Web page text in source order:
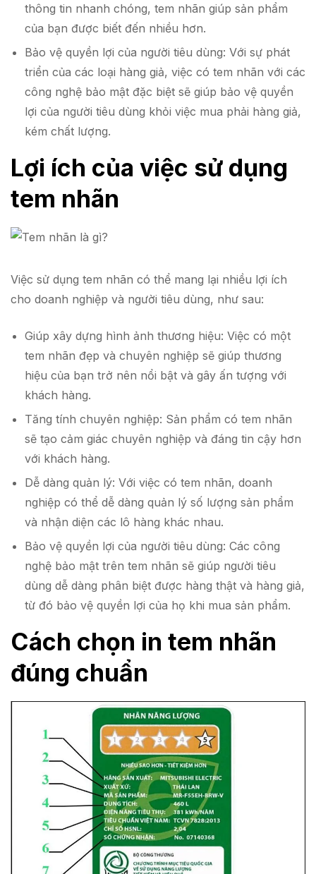
thông tin nhanh chóng, tem nhãn giúp sản phẩm
của bạn được biết đến nhiều hơn.
Bảo vệ quyền lợi của người tiêu dùng: Với sự phát
triển của các loại hàng giả, việc có tem nhãn với các
công nghệ bảo mật đặc biệt sẽ giúp bảo vệ quyền
lợi của người tiêu dùng khỏi việc mua phải hàng giả,
kém chất lượng.
Lợi ích của việc sử dụng
tem nhãn
Việc sử dụng tem nhãn có thể mang lại nhiều lợi ích
cho doanh nghiệp và người tiêu dùng, như sau:
Giúp xây dựng hình ảnh thương hiệu: Việc có một
tem nhãn đẹp và chuyên nghiệp sẽ giúp thương
hiệu của bạn trở nên nổi bật và gây ấn tượng với
khách hàng.
Tăng tính chuyên nghiệp: Sản phẩm có tem nhãn
sẽ tạo cảm giác chuyên nghiệp và đáng tin cậy hơn
với khách hàng.
Dễ dàng quản lý: Với việc có tem nhãn, doanh
nghiệp có thể dễ dàng quản lý số lượng sản phẩm
và nhận diện các lô hàng khác nhau.
Bảo vệ quyền lợi của người tiêu dùng: Các công
nghệ bảo mật trên tem nhãn sẽ giúp người tiêu
dùng dễ dàng phân biệt được hàng thật và hàng giả,
từ đó bảo vệ quyền lợi của họ khi mua sản phẩm.
Cách chọn in tem nhãn
đúng chuẩn